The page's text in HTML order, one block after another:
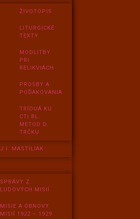
ŽIVOTOPIS
LITURGICKÉ
TEXTY
MODLITBY
PRI
RELIKVIÁCH
PROSBY A
POĎAKOVANIA
TRÍDUÁ KU
CTI BL.
METOD D.
TRČKU
J.I. MASTILIAK
SPRÁVY Z
ĽUDOVÝCH MISIÍ
MISIE A OBNOVY
MISIÍ 1922 – 1929